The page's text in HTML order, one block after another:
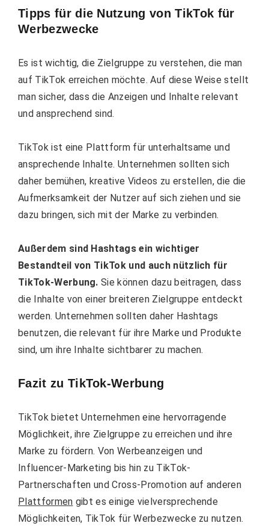
Tipps für die Nutzung von TikTok für
Werbezwecke
Es ist wichtig, die Zielgruppe zu verstehen, die man
auf TikTok erreichen möchte. Auf diese Weise stellt
man sicher, dass die Anzeigen und Inhalte relevant
und ansprechend sind.
TikTok ist eine Plattform für unterhaltsame und
ansprechende Inhalte. Unternehmen sollten sich
daher bemühen, kreative Videos zu erstellen, die die
Aufmerksamkeit der Nutzer auf sich ziehen und sie
dazu bringen, sich mit der Marke zu verbinden.
Außerdem sind Hashtags ein wichtiger
Bestandteil von TikTok und auch nützlich für
TikTok-Werbung. Sie können dazu beitragen, dass
die Inhalte von einer breiteren Zielgruppe entdeckt
werden. Unternehmen sollten daher Hashtags
benutzen, die relevant für ihre Marke und Produkte
sind, um ihre Inhalte sichtbarer zu machen.
Fazit zu TikTok-Werbung
TikTok bietet Unternehmen eine hervorragende
Möglichkeit, ihre Zielgruppe zu erreichen und ihre
Marke zu fördern. Von Werbeanzeigen und
Influencer-Marketing bis hin zu TikTok-
Partnerschaften und Cross-Promotion auf anderen
Plattformen gibt es einige vielversprechende
Möglichkeiten, TikTok für Werbezwecke zu nutzen.